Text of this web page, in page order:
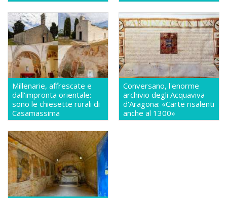
Millenarie, affrescate e
dall'impronta orientale:
sono le chiesette rurali di
Casamassima
Conversano, l'enorme
archivio degli Acquaviva
d'Aragona: «Carte risalenti
anche al 1300»